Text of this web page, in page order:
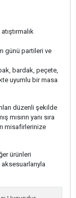
günü partileri ve
bardak, peçete,
uyumlu bir masa
düzenli şekilde
yanı sıra
misafirlerinize
ürünleri